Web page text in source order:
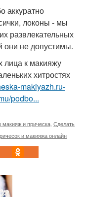
аккуратно
локоны - мы
развлекательных
они не допустимы.
лица к макияжу
хитростях
makiyazh.ru-
podbo...
макияж и прическа Сделать
и макияжа онлайн